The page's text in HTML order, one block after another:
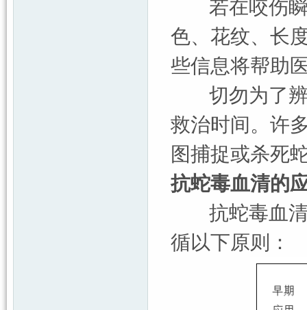
若在咬伤瞬
色、花纹、长
些信息将帮助
切勿为了辨
救治时间。许
图捕捉或杀死
抗蛇毒血清的
抗蛇毒血清
循以下原则：